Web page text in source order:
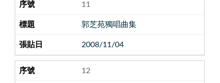
11
郭芝苑獨唱曲集
2008/11/04
12